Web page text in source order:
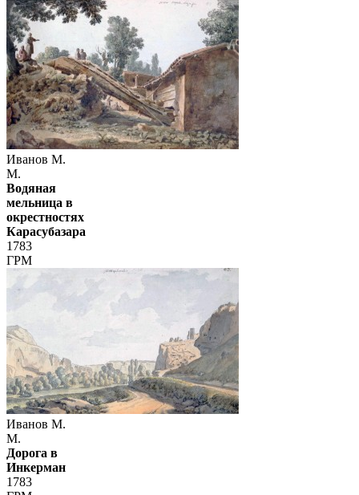
Иванов М.
М.
Водяная
мельница в
окрестностях
Карасубазара
1783
ГРМ
Иванов М.
М.
Дорога в
Инкерман
1783